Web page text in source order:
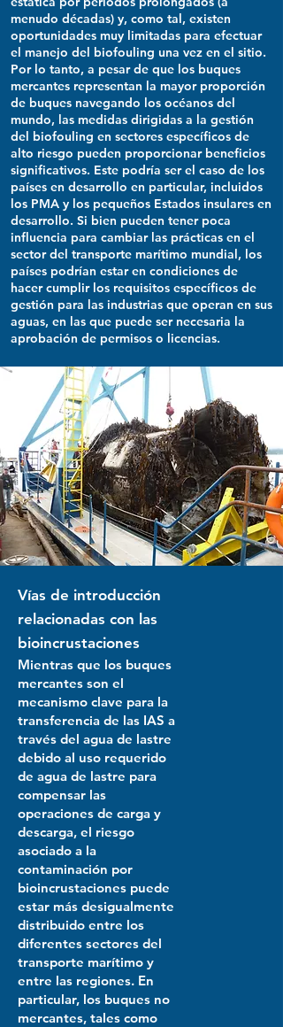
menudo décadas) y, como tal, existen
oportunidades muy limitadas para efectuar
el manejo del biofouling una vez en el sitio.
Por lo tanto, a pesar de que los buques
mercantes representan la mayor proporción
de buques navegando los océanos del
mundo, las medidas dirigidas a la gestión
del biofouling en sectores específicos de
alto riesgo pueden proporcionar beneficios
significativos. Este podría ser el caso de los
países en desarrollo en particular, incluidos
los PMA y los pequeños Estados insulares en
desarrollo. Si bien pueden tener poca
influencia para cambiar las prácticas en el
sector del transporte marítimo mundial, los
países podrían estar en condiciones de
hacer cumplir los requisitos específicos de
gestión para las industrias que operan en sus
aguas, en las que puede ser necesaria la
aprobación de permisos o licencias.
Vías de introducción
relacionadas con las
bioincrustaciones
Mientras que los buques
mercantes son el
mecanismo clave para la
transferencia de las IAS a
través del agua de lastre
debido al uso requerido
de agua de lastre para
compensar las
operaciones de carga y
descarga, el riesgo
asociado a la
contaminación por
bioincrustaciones puede
estar más desigualmente
distribuido entre los
diferentes sectores del
transporte marítimo y
entre las regiones. En
particular, los buques no
mercantes, tales como